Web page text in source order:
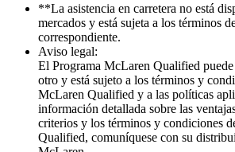
**La asistencia en carretera no está
mercados y está sujeta a los términos
correspondiente.
Aviso legal:
El Programa McLaren Qualified
otro y está sujeto a los términos y
McLaren Qualified y a las políticas
información detallada sobre las
criterios y los términos y condiciones
Qualified, comuníquese con su